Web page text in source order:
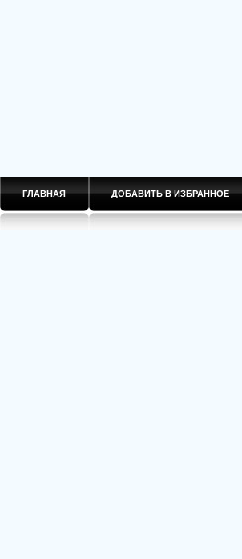
ГЛАВНАЯ ДОБАВИТЬ В ИЗБРАННОЕ